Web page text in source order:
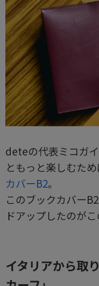
deteの代表ミコガ
ともっと楽しむた
カバーB2。
このブックカバー
ドアップしたのがこ
イタリアから取